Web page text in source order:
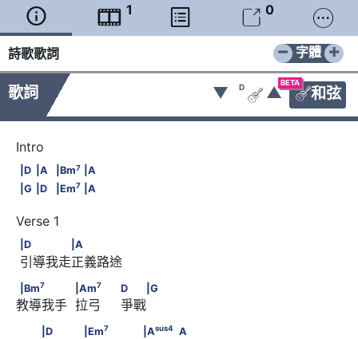
  1   0 
詩歌歌詞 − +
字體
歌詞
BETA
和弦
▼ D
 ▲
|D                              |A                              |Bm
|D |A |Bm7 |A
|G                              |D                              |Em
|G |D |Em7 |A
|D      　　　　|A
|D |A
引導我走正義路途
|Bm7 |Am
D　　|G
|Bm7 |Am7 D |G
教導我手  拉弓     爭戰
|D      　　　|Em
7
|D |Em7 |Asus4 A